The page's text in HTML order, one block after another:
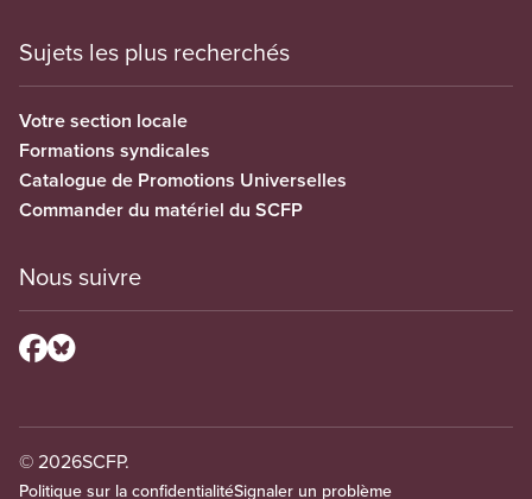
Sujets les plus recherchés
Votre section locale
Formations syndicales
Catalogue de Promotions Universelles
Commander du matériel du SCFP
Nous suivre
© 2026SCFP.
Politique sur la confidentialitéSignaler un problème